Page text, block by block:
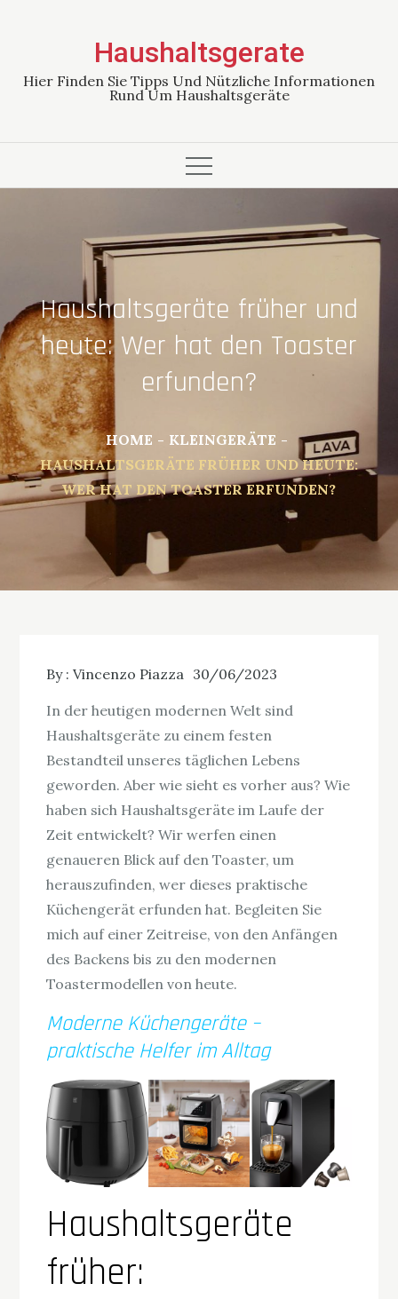
Haushaltsgerate
Hier Finden Sie Tipps Und Nützliche Informationen
Rund Um Haushaltsgeräte
Haushaltsgeräte früher und
heute: Wer hat den Toaster
erfunden?
HOME
KLEINGERÄTE
HAUSHALTSGERÄTE FRÜHER UND HEUTE:
WER HAT DEN TOASTER ERFUNDEN?
By :Vincenzo Piazza 30/06/2023
In der heutigen modernen Welt sind
Haushaltsgeräte zu einem festen
Bestandteil unseres täglichen Lebens
geworden. Aber wie sieht es vorher aus? Wie
haben sich Haushaltsgeräte im Laufe der
Zeit entwickelt? Wir werfen einen
genaueren Blick auf den Toaster, um
herauszufinden, wer dieses praktische
Küchengerät erfunden hat. Begleiten Sie
mich auf einer Zeitreise, von den Anfängen
des Backens bis zu den modernen
Toastermodellen von heute.
Moderne Küchengeräte –
praktische Helfer im Alltag
Haushaltsgeräte
früher: